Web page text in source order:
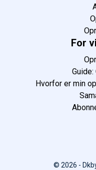
For
Hvorfor er min
© 2026 -